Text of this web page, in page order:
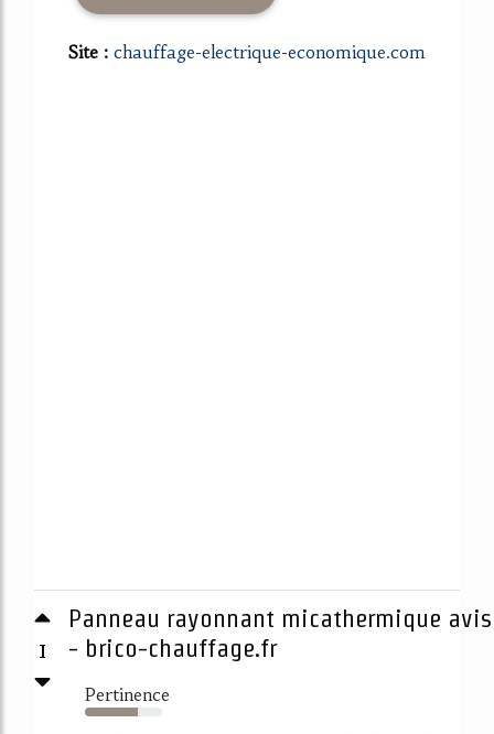
Site : chauffage-electrique-economique.com
1
Panneau rayonnant micathermique avis
- brico-chauffage.fr
Pertinence
69%